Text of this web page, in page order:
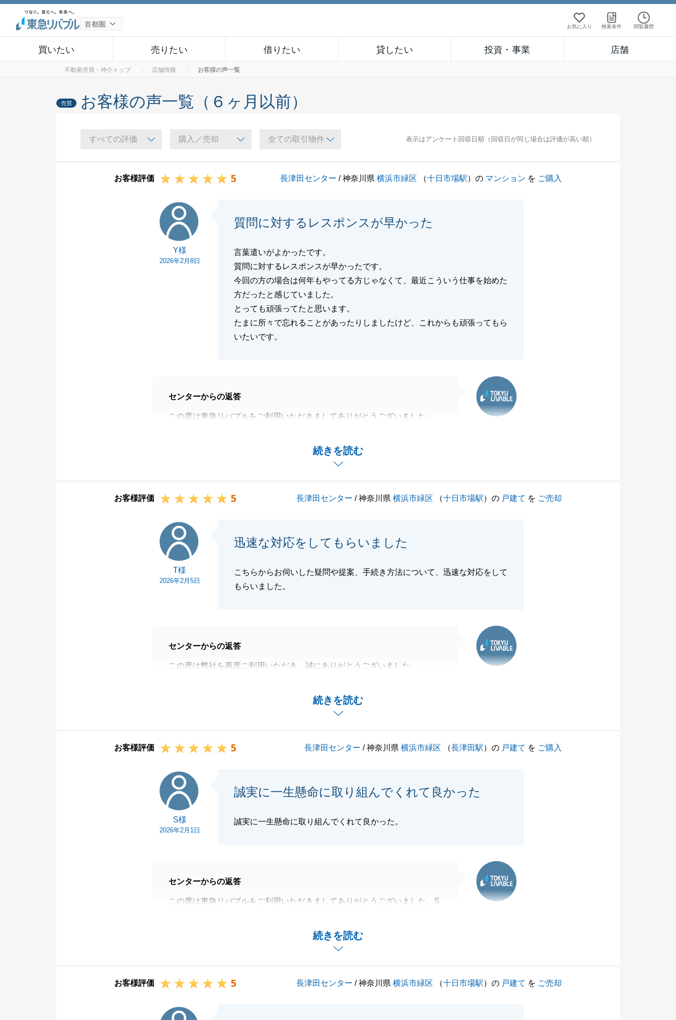
お気に入り 検索条件 閲覧履歴
買いたい 売りたい 借りたい 貸したい 投資・事業 店舗
不動産売買・仲介トップ 店舗情報 お客様の声一覧
売買 お客様の声一覧（６ヶ月以前）
表示はアンケート回収日順（回収日が同じ場合は評価が高い順）
お客様評価 5 長津田センター / 神奈川県横浜市緑区 （十日市場駅）の マンション を ご購入
Y様
2026年2月8日
質問に対するレスポンスが早かった
言葉遣いがよかったです。
質問に対するレスポンスが早かったです。
今回の方の場合は何年もやってる方じゃなくて、最近こういう仕事を始めた
方だったと感じていました。
とっても頑張ってたと思います。
たまに所々で忘れることがあったりしましたけど、これからも頑張ってもら
いたいです。
続きを読む
センターからの返答
この度は東急リバブルをご利用いただきましてありがとうございました。
不動産という大切なお取引をお手伝いさせていただく上で、Y様に安心して
喜びであり、大きな励みとなります。
タートかと存じます。
お住まいになられてから、何かお困りごとやご相談、また税務関係の書類な
どでご不明な点が出てくることもあるかと思います。
その際は、いつでもお気軽に弊社までお声がけください。
お客様評価 5 長津田センター / 神奈川県横浜市緑区 （十日市場駅）の 戸建て を ご売却
T様
2026年2月5日
迅速な対応をしてもらいました
こちらからお伺いした疑問や提案、手続き方法について、迅速な対応をして
もらいました。
続きを読む
センターからの返答
この度は弊社を再度ご利用いただき、誠にありがとうございました。
Ｔ様には、ご売却ご相談段階でお知り合いの不動産議者様含め複数や競合し
ている中、弊社の提案でご承諾いただき、お任せいただきました。
Ｔ様ご家族のさらなるご多幸を心よりお祈り申し上げます。
閉じる
お客様評価 5 長津田センター / 神奈川県横浜市緑区 （長津田駅）の 戸建て を ご購入
S様
2026年2月1日
誠実に一生懸命に取り組んでくれて良かった
誠実に一生懸命に取り組んでくれて良かった。
続きを読む
センターからの返答
この度は東急リバブルをご利用いただきましてありがとうございました。S
特に「誠実に一生懸命に取り組んでくれた」とのお言葉を拝見し、身の引き
締まる思いであるとともに、大きな励みをいただきました。
また何かお困りごとや、私にお手伝いできることがございましたら、いつで
今後とも、変わらぬお引き立てを賜りますようお願い申し上げます。
お客様評価 5 長津田センター / 神奈川県横浜市緑区 （十日市場駅）の 戸建て を ご売却